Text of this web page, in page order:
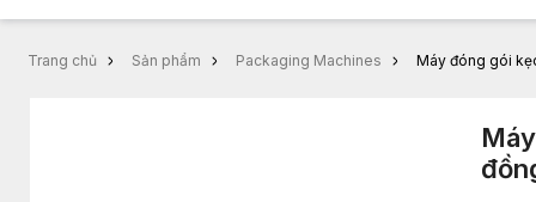
Trang chủ Sản phẩm Packaging Machines Máy đóng gói